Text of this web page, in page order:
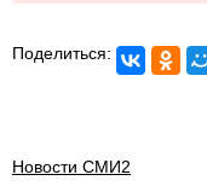
Поделиться:
Новости СМИ2